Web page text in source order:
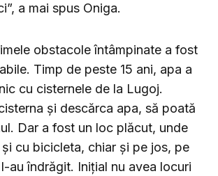
a mai spus Oniga.
obstacole întâmpinate a fost
Timp de peste 15 ani, apa a
cu cisternele de la Lugoj.
și descărca apa, să poată
Dar a fost un loc plăcut, unde
cu bicicleta, chiar și pe jos, pe
au îndrăgit. Inițial nu avea locuri